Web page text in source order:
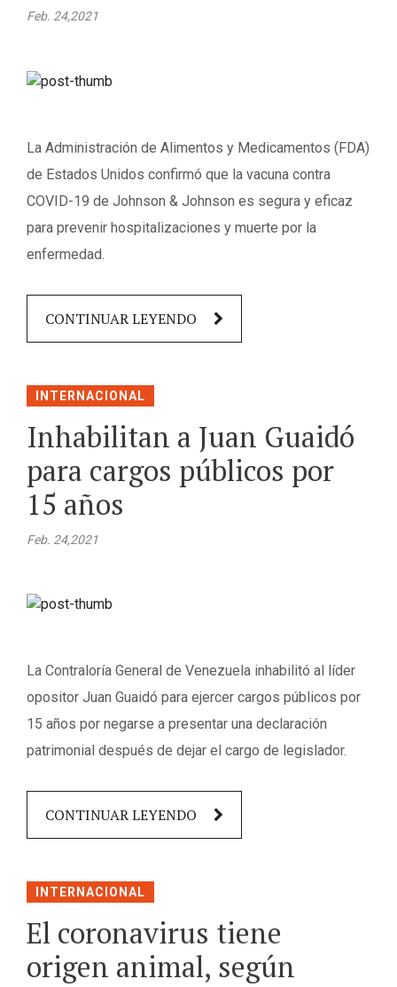
Feb. 24,2021
La Administración de Alimentos y Medicamentos (FDA)
de Estados Unidos confirmó que la vacuna contra
COVID-19 de Johnson & Johnson es segura y eficaz
para prevenir hospitalizaciones y muerte por la
enfermedad.
CONTINUAR LEYENDO
INTERNACIONAL
Inhabilitan a Juan Guaidó
para cargos públicos por
15 años
Feb. 24,2021
La Contraloría General de Venezuela inhabilitó al líder
opositor Juan Guaidó para ejercer cargos públicos por
15 años por negarse a presentar una declaración
patrimonial después de dejar el cargo de legislador.
CONTINUAR LEYENDO
INTERNACIONAL
El coronavirus tiene
origen animal, según